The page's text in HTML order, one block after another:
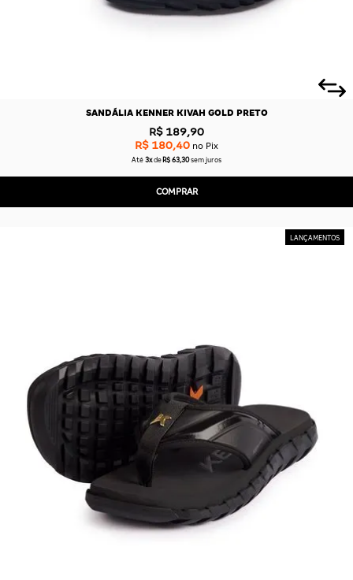
SANDÁLIA KENNER KIVAH GOLD PRETO
R$ 189,90
R$ 180,40 no Pix
Até 3x de R$ 63,30sem juros
COMPRAR